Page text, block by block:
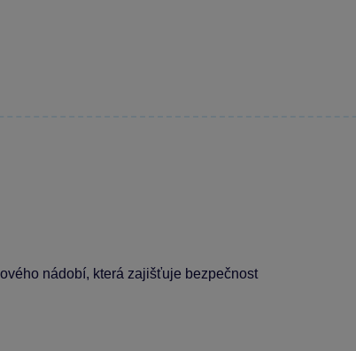
nádobí, která zajišťuje bezpečnost